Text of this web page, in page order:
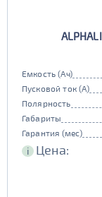
Емкость (Ач)
Пусковой ток (А)
Полярность
Габариты
Гарантия (мес)
i Цена: